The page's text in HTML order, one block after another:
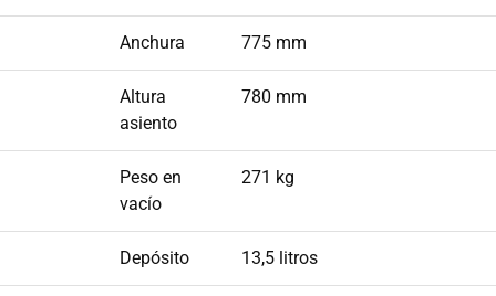
Anchura 775 mm
Altura
asiento
780 mm
Peso en
vacío
271 kg
Depósito 13,5 litros